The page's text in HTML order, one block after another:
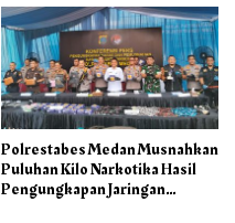
Polrestabes Medan Musnahkan
Puluhan Kilo Narkotika Hasil
Pengungkapan Jaringan